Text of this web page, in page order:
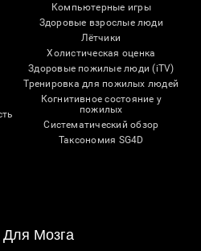
Компьютерные игры
Здоровые взрослые люди
Лётчики
Холистическая оценка
Здоровые пожилые люди (iTV)
Тренировка для пожилых людей
Когнитивное состояние у
пожилых
Систематический обзор
Таксономия SG4D
Мозга